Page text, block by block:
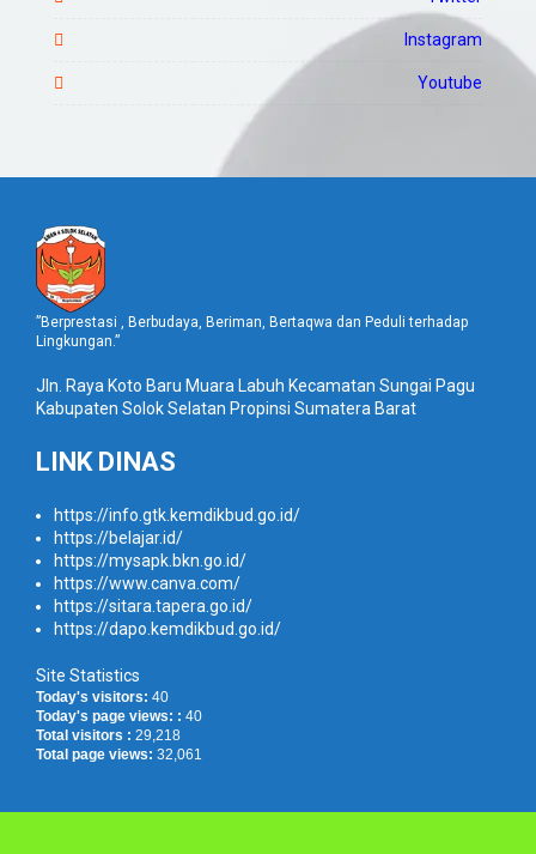
Instagram
Youtube
”Berprestasi , Berbudaya, Beriman, Bertaqwa dan Peduli terhadap
Lingkungan.”
Jln. Raya Koto Baru Muara Labuh Kecamatan Sungai Pagu
Kabupaten Solok Selatan Propinsi Sumatera Barat
LINK DINAS
https://info.gtk.kemdikbud.go.id/
https://belajar.id/
https://mysapk.bkn.go.id/
https://www.canva.com/
https://sitara.tapera.go.id/
https://dapo.kemdikbud.go.id/
Site Statistics
Today's visitors: 40
Today's page views: : 40
Total visitors : 29,218
Total page views: 32,061